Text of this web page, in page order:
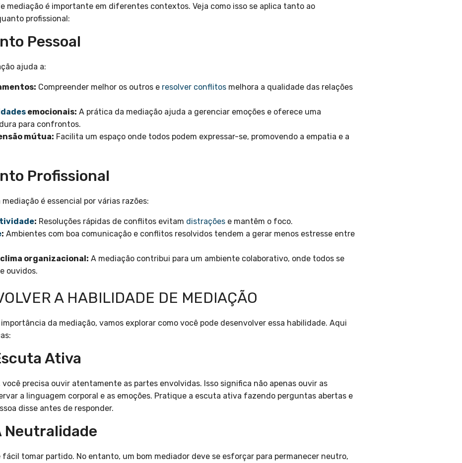
mediação é importante em diferentes contextos. Veja como isso se aplica tanto ao
profissional:
Pessoal
ajuda a:
Compreender melhor os outros e resolver conflitos melhora a qualidade das relações
emocionais: A prática da mediação ajuda a gerenciar emoções e oferece uma
para confrontos.
mútua: Facilita um espaço onde todos podem expressar-se, promovendo a empatia e a
Profissional
é essencial por várias razões:
: Resoluções rápidas de conflitos evitam distrações e mantêm o foco.
: Ambientes com boa comunicação e conflitos resolvidos tendem a gerar menos estresse entre
organizacional: A mediação contribui para um ambiente colaborativo, onde todos se
ouvidos.
A HABILIDADE DE MEDIAÇÃO
da mediação, vamos explorar como você pode desenvolver essa habilidade. Aqui
Ativa
precisa ouvir atentamente as partes envolvidas. Isso significa não apenas ouvir as
a linguagem corporal e as emoções. Pratique a escuta ativa fazendo perguntas abertas e
disse antes de responder.
Neutralidade
tomar partido. No entanto, um bom mediador deve se esforçar para permanecer neutro,